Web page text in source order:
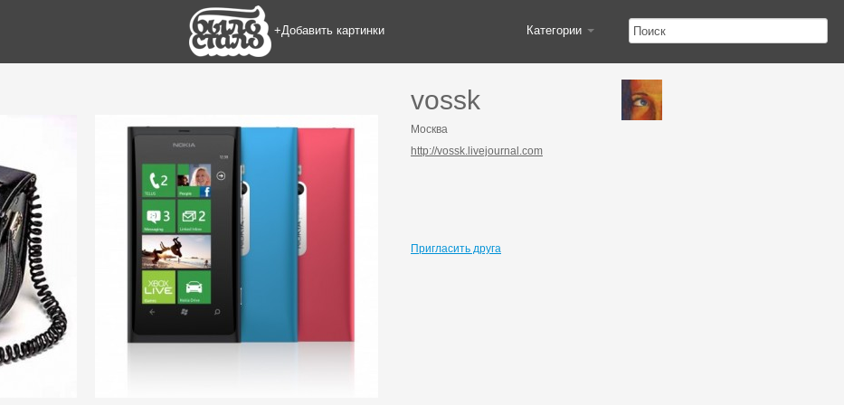
+Добавить картинки Категории
vossk
Москва
http://vossk.livejournal.com
Пригласить друга